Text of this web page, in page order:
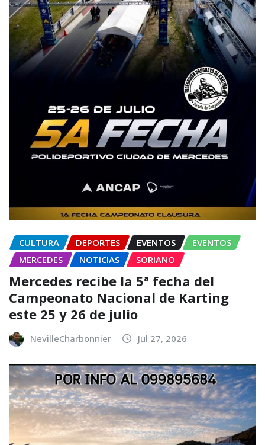
CULTURA DEPORTES EVENTOS
EVENTOS
MERCEDES
NOTICIAS SORIANO
Mercedes recibe la 5ª fecha del
Campeonato Nacional de Karting
este 25 y 26 de julio
NevilleCharbonnier Jul 27, 2026